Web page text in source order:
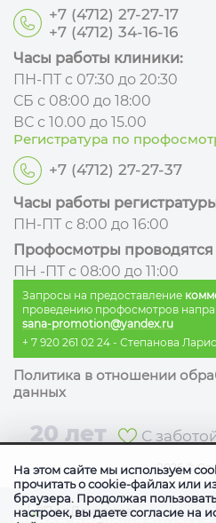
+7 (4712) 27-27-17
+7 (4712) 34-16-16
Регистратура по
+7 (4712) 27-27-37
Запросы на предоставление
проведению профосмотров
sana-promotion@yandex.ru
+ 7 920 261 02 24 - Степанова
Часы работы клиники:
ПН-ПТ с 07:30 до 20:30
СБ с 08:00 до 18:00
ВС с 10.00 до 15.00
Часы работы
ПН-ПТ с 8:00 до 16:00
Профосмотры проводятся
ПН -ПТ с 08:00 до 11:00
Политика в отношении
данных
20 лет С
2026©
На этом сайте мы используем
прочитать о cookie-файлах или
браузера. Продолжая
настроек, вы даете согласие на